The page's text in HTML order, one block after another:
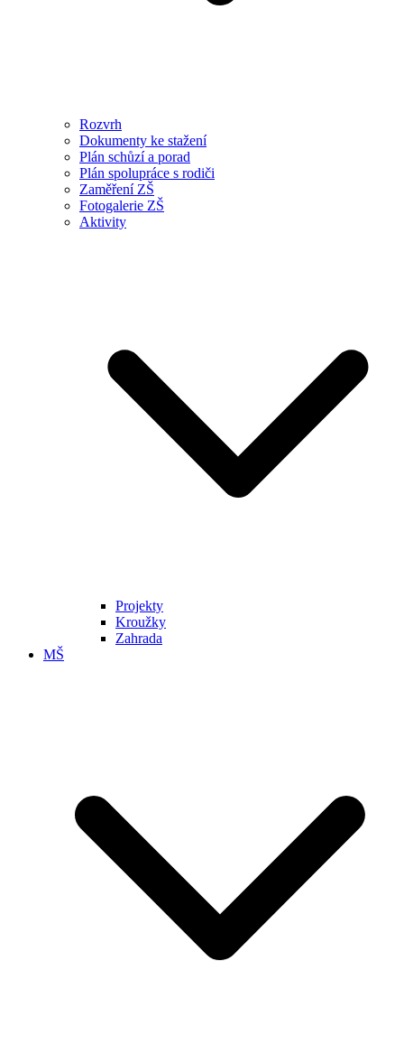
Rozvrh
Dokumenty ke stažení
Plán schůzí a porad
Plán spolupráce s rodiči
Zaměření ZŠ
Fotogalerie ZŠ
Aktivity
Projekty
Kroužky
Zahrada
MŠ